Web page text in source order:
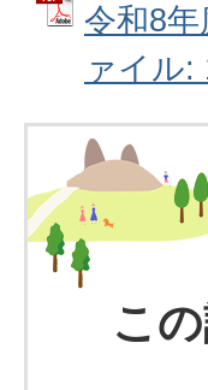
令和8
ァイル:
こ